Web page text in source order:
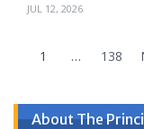
JUL 12, 2026
1 … 138
About The